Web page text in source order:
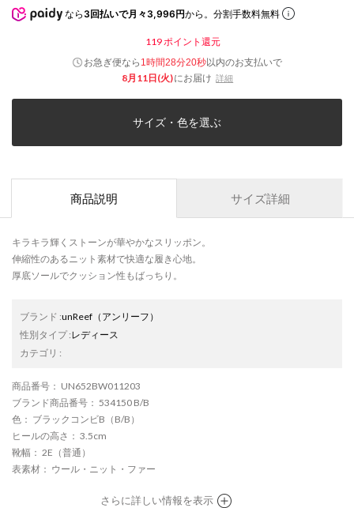
なら 3回払いで月々3,996円から。分割手数料無料
119 ポイント還元
お急ぎ便なら 1時間28分20秒以内のお支払いで
8月11日(火)にお届け 詳細
サイズ・色を選ぶ
商品説明 サイズ詳細
キラキラ輝くストーンが華やかなスリッポン。
伸縮性のあるニット素材で快適な履き心地。
厚底ソールでクッション性もばっちり。
ブランド :unReef （アンリーフ）
性別タイプ:レディース
カテゴリ :
商品番号 ： UN652BW011203
ブランド商品番号 ： 534150 B/B
色 ： ブラックコンビB（B/B）
ヒールの高さ ： 3.5cm
靴幅 ： 2E（普通）
表素材 ： ウール・ニット・ファー
さらに詳しい情報を表示